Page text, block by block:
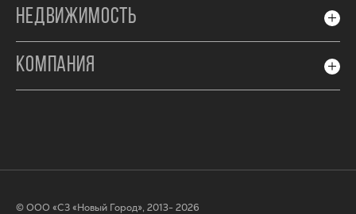
НЕДВИЖИМОСТЬ
КОМПАНИЯ
© ООО «СЗ «Новый Город», 2013- 2026